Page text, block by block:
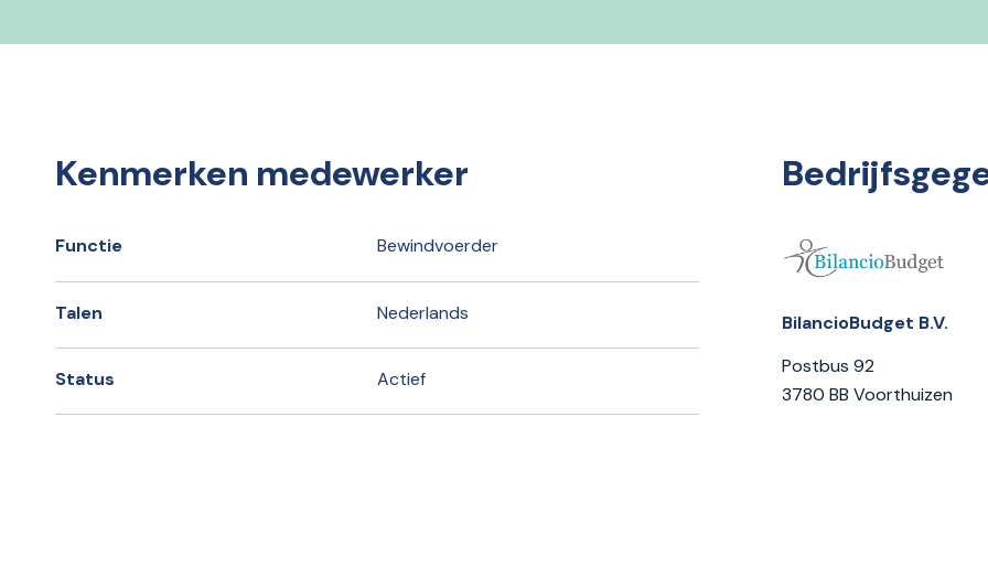
Kenmerken medewerker
Functie Bewindvoerder
Talen Nederlands
Status Actief
BilancioBudget B.V.
Postbus 92
3780 BB Voorthuizen